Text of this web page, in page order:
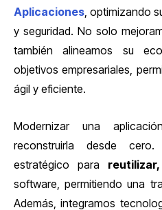
Aplicaciones , optimizando
y seguridad. No solo
también alineamos su
objetivos empresariales,
ágil y eficiente.
Modernizar una
reconstruirla desde
estratégico para
software, permitiendo una
Además, integramos